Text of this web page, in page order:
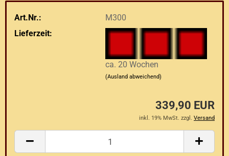
Art.Nr.:
M300
Lieferzeit:
ca. 20 Wochen
(Ausland abweichend)
339,90 EUR
inkl. 19% MwSt. zzgl. Versand